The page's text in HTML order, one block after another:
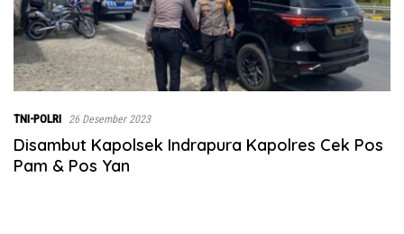
TNI-POLRI 26 Desember 2023
Disambut Kapolsek Indrapura Kapolres Cek Pos
Pam & Pos Yan